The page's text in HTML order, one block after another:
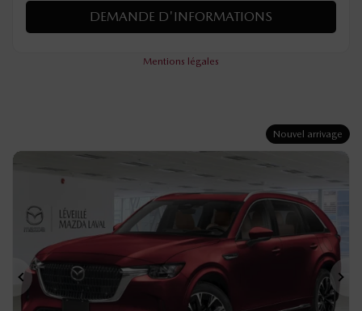
DEMANDE D'INFORMATIONS
Mentions légales
Nouvel arrivage
Précédent